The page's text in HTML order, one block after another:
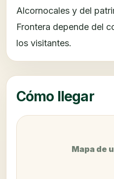
Alcornocales y del
Frontera depende del
los visitantes.
Cómo llegar
Mapa de